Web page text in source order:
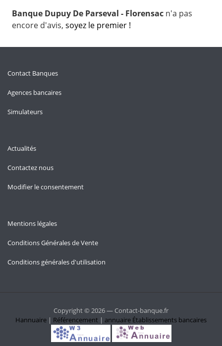
Banque Dupuy De Parseval - Florensac n'a pas
encore d'avis, soyez le premier !
Contact Banques
Agences bancaires
Simulateurs
Actualités
Contactez nous
Modifier le consentement
Mentions légales
Conditions Générales de Vente
Conditions générales d'utilisation
Copyright © 2026 — Contact-banque.fr
Hannuaire | Référencement | annuaire Établissements bancaires